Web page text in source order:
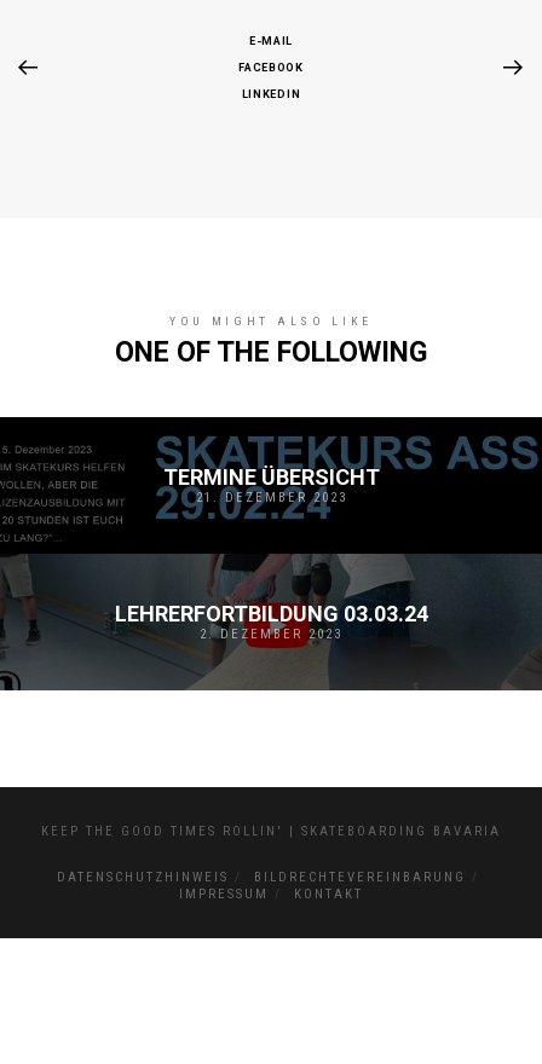
E-MAIL
FACEBOOK
LINKEDIN
YOU MIGHT ALSO LIKE
ONE OF THE FOLLOWING
TERMINE ÜBERSICHT
21. DEZEMBER 2023
LEHRERFORTBILDUNG 03.03.24
2. DEZEMBER 2023
KEEP THE GOOD TIMES ROLLIN' | SKATEBOARDING BAVARIA
DATENSCHUTZHINWEIS
BILDRECHTEVEREINBARUNG
IMPRESSUM
KONTAKT